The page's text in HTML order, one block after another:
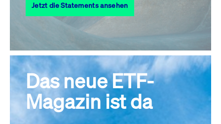
31
Alle Events
Jetzt die Statements ansehen
Das neue ETF-
Magazin ist da